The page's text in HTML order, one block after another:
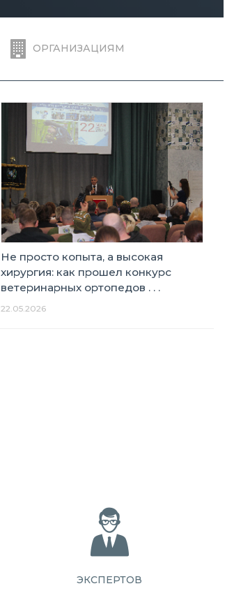
ОРГАНИЗАЦИЯМ
Не просто копыта, а высокая
хирургия: как прошел конкурс
ветеринарных ортопедов . . .
22.05.2026
ЭКСПЕРТОВ